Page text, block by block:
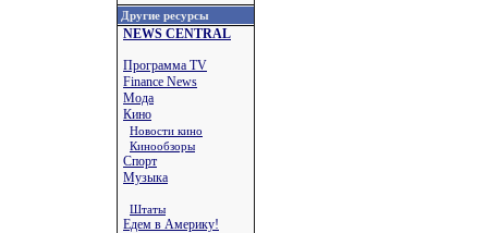
Другие ресурсы
NEWS CENTRAL
Программа TV
Finance News
Мода
Кино
Новости кино
Кинообзоры
Спорт
Музыка
Штаты
Едем в Америку!